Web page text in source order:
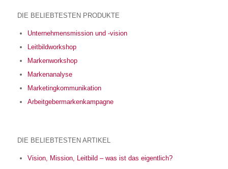
DIE BELIEBTESTEN PRODUKTE
Unternehmensmission und -vision
Leitbildworkshop
Markenworkshop
Markenanalyse
Marketingkommunikation
Arbeitgebermarkenkampagne
DIE BELIEBTESTEN ARTIKEL
Vision, Mission, Leitbild – was ist das eigentlich?